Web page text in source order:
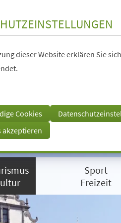
dieser Website erklären Sie
Cookies
akzeptieren
Sport
Freizeit